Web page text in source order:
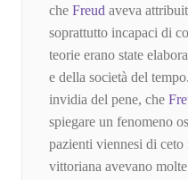
che Freud aveva
soprattutto incapaci di
teorie erano state
e della società del
invidia del pene, che
spiegare un fenomeno
pazienti viennesi di ceto
vittoriana avevano